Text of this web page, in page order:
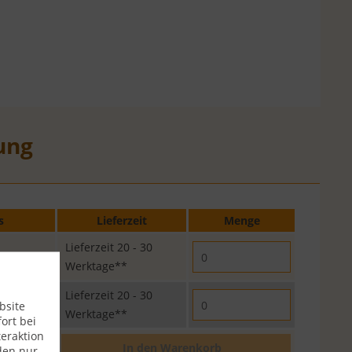
Lieferzeit Menge
€ *
Lieferzeit 20 - 30
Werktage**
€ *
Lieferzeit 20 - 30
Werktage**
€ In den Warenkorb
bei